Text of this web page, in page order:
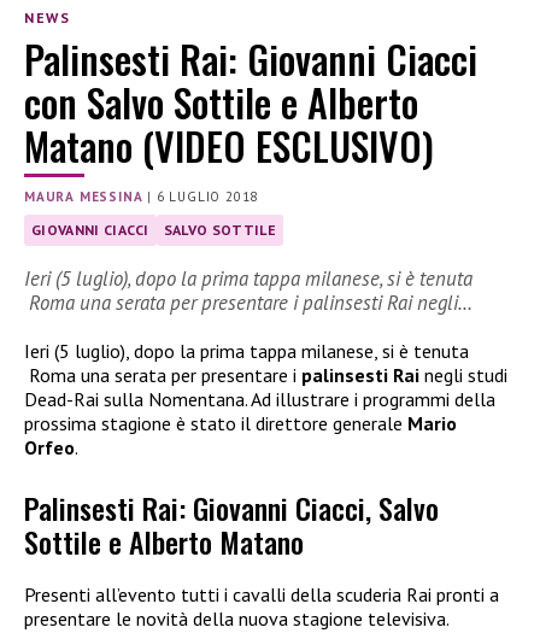
NEWS
Palinsesti Rai: Giovanni Ciacci
con Salvo Sottile e Alberto
Matano (VIDEO ESCLUSIVO)
MAURA MESSINA | 6 LUGLIO 2018
GIOVANNI CIACCI SALVO SOTTILE
Ieri (5 luglio), dopo la prima tappa milanese, si è tenuta
Roma una serata per presentare i palinsesti Rai negli…
Ieri (5 luglio), dopo la prima tappa milanese, si è tenuta
Roma una serata per presentare i palinsesti Rai negli studi
Dead-Rai sulla Nomentana.Ad illustrare i programmi della
prossima stagione è stato il direttore generale Mario
Orfeo.
Palinsesti Rai: Giovanni Ciacci, Salvo
Sottile e Alberto Matano
Presenti all’evento tutti i cavalli della scuderia Rai pronti a
presentare le novità della nuova stagione televisiva.